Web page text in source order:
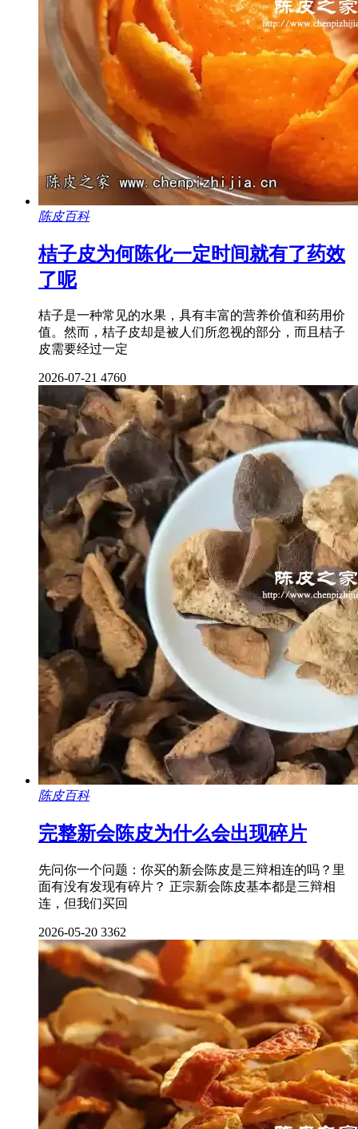
陈皮百科
桔子皮为何陈化一定时间就有了药效
了呢
桔子是一种常见的水果，具有丰富的营养价值和药用价
值。然而，桔子皮却是被人们所忽视的部分，而且桔子
皮需要经过一定
2026-07-21 4760
陈皮百科
完整新会陈皮为什么会出现碎片
先问你一个问题：你买的新会陈皮是三辩相连的吗？里
面有没有发现有碎片？ 正宗新会陈皮基本都是三辩相
连，但我们买回
2026-05-20 3362